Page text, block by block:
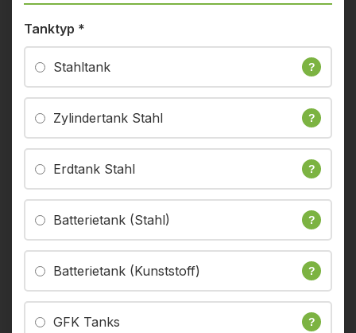
Tanktyp *
Stahltank ?
Zylindertank Stahl ?
Erdtank Stahl ?
Batterietank (Stahl) ?
Batterietank (Kunststoff) ?
GFK Tanks ?